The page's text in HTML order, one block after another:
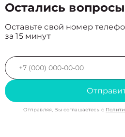
Остались
Оставьте свой номер
за 15 минут
Отправляя, Вы соглашаетесь с